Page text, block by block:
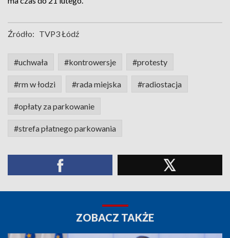
Źródło: TVP3 Łódź
#uchwała #kontrowersje #protesty
#rm w łodzi #rada miejska #radiostacja
#opłaty za parkowanie
#strefa płatnego parkowania
ZOBACZ TAKŻE